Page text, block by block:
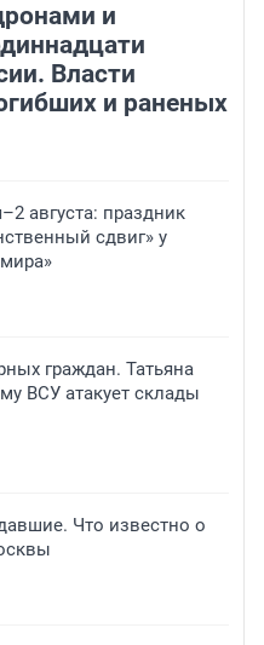
и
Власти
и раненых
августа: праздник
сдвиг» у
граждан. Татьяна
ВСУ атакует склады
Что известно о